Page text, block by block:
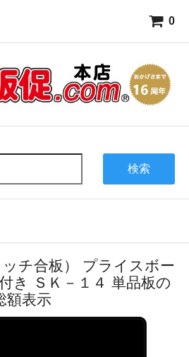
0
検索
チ合板） プライスボー
き ＳＫ－１４ 単品板の
表示